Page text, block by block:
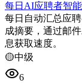
每日AI应聘者智
每日自动汇总应
成摘要，通过邮
息获取速度。
🟡中级
6